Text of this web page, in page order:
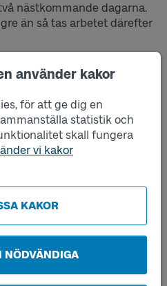
använder kakor
för att ge dig en
statistik och
skall fungera
vi kakor
KAKOR
NÖDVÄNDIGA
nästkommande dagarna.
än så tas arbetet därefter
för att sätta in
om att en eller flera
tittar vi i
att få en uppskattning om
sättas in. Sedan
sätta in trafik utökar vi
spårpool med fordon och
Ibland räcker inte
men oftast har vi i alla fall
som kan hjälpa till. Det är